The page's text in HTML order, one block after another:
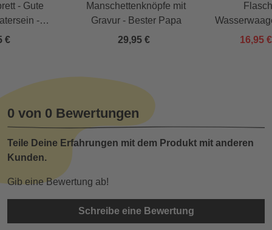
- Gute
-
€
Manschettenknöpfe mit
Gravur - Bester Papa
29,95 €
Papa -
16,95
0 von 0 Bewertungen
Teile Deine Erfahrungen mit dem Produkt mit anderen
Kunden.
Gib eine Bewertung ab!
Schreibe eine Bewertung